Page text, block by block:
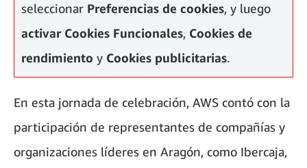
seleccionar Preferencias de cookies, y luego
activar Cookies Funcionales, Cookies de
rendimiento y Cookies publicitarias.
Apuesta por Aragón
En esta jornada de celebración, AWS contó con la
participación de representantes de compañías y
organizaciones líderes en Aragón, como Ibercaja,